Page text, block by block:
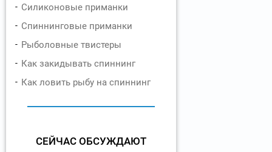
Силиконовые приманки
Спиннинговые приманки
Рыболовные твистеры
Как закидывать спиннинг
Как ловить рыбу на спиннинг
СЕЙЧАС ОБСУЖДАЮТ